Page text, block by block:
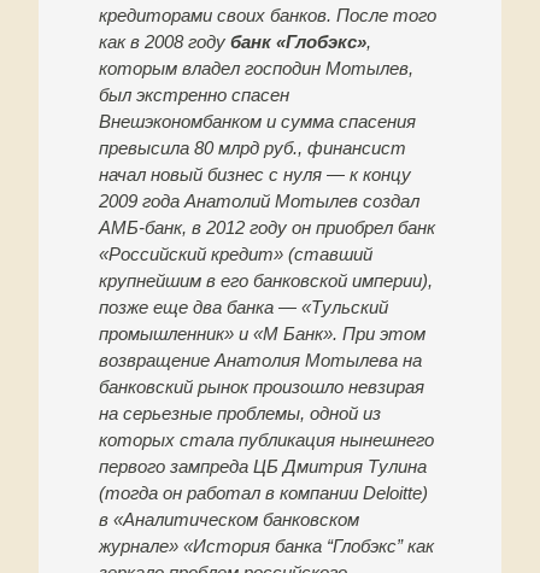
кредиторами своих банков. После того
как в 2008 году банк «Глобэкс»,
которым владел господин Мотылев,
был экстренно спасен
Внешэкономбанком и сумма спасения
превысила 80 млрд руб., финансист
начал новый бизнес с нуля — к концу
2009 года Анатолий Мотылев создал
АМБ-банк, в 2012 году он приобрел банк
«Российский кредит» (ставший
крупнейшим в его банковской империи),
позже еще два банка — «Тульский
промышленник» и «М Банк». При этом
возвращение Анатолия Мотылева на
банковский рынок произошло невзирая
на серьезные проблемы, одной из
которых стала публикация нынешнего
первого зампреда ЦБ Дмитрия Тулина
(тогда он работал в компании Deloitte)
в «Аналитическом банковском
журнале» «История банка “Глобэкс” как